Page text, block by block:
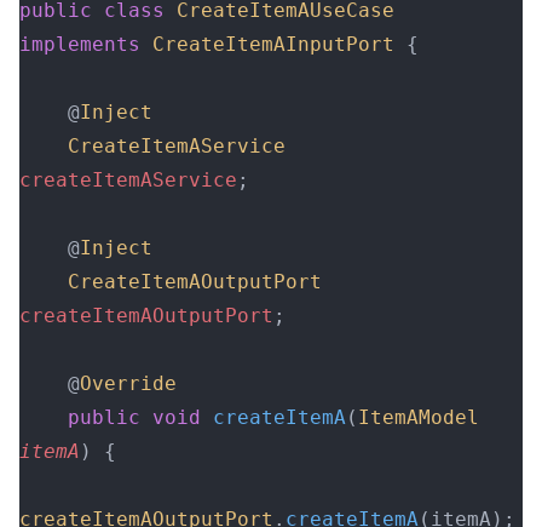
public class
CreateItemAUseCase
implements
CreateItemAInputPort {
    @
Inject
    CreateItemAService
createItemAService ;
    @
Inject
    CreateItemAOutputPort
createItemAOutputPort ;
    @
Override
    public
void createItemA( ItemAModel
itemA ) {
createItemAOutputPort . createItemA(itemA);